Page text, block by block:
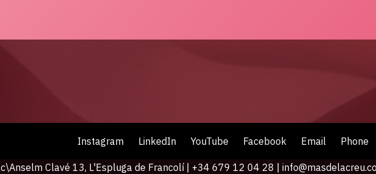
Instagram LinkedIn YouTube Facebook Email Phone
c\Anselm Clavé 13, L'Espluga de Francolí | +34 679 12 04 28 |